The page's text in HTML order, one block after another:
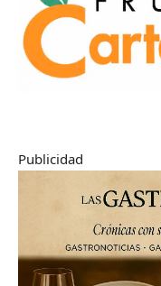
Publicidad